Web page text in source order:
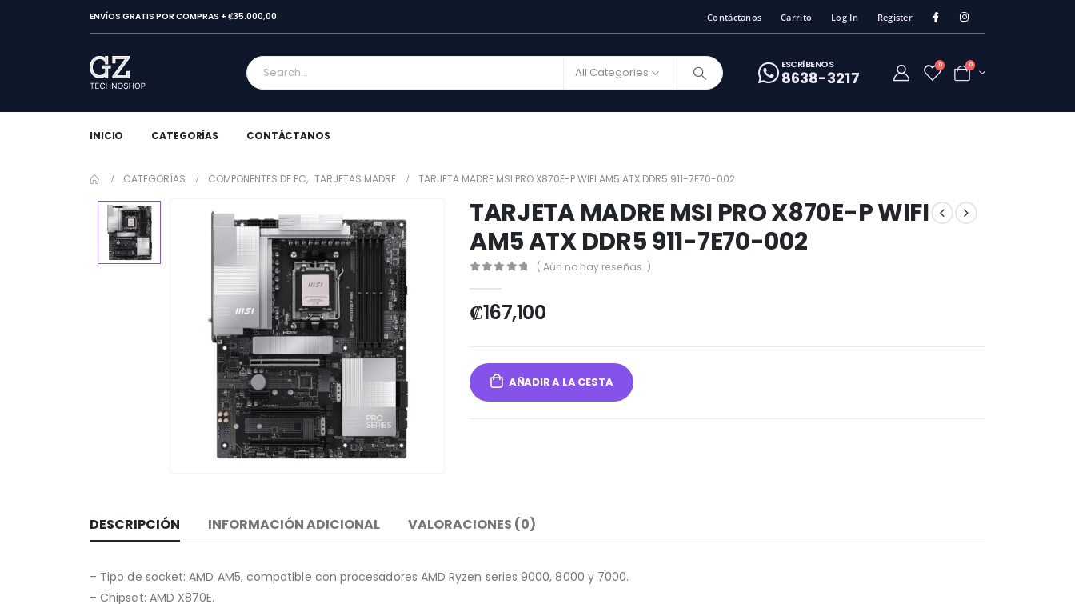
ENVÍOS GRATIS POR COMPRAS + ₡35.000,00 Contáctanos Carrito Log In Register
All Categories
ESCRíBENOS
8638-3217
0 0
INICIO CATEGORÍAS CONTÁCTANOS
CATEGORÍAS COMPONENTES DE PC, TARJETAS MADRE TARJETA MADRE MSI PRO X870E-P WIFI AM5 ATX DDR5 911-7E70-002
TARJETA MADRE MSI PRO X870E-P WIFI
AM5 ATX DDR5 911-7E70-002
( Aún no hay reseñas. )
₡167,100
AÑADIR A LA CESTA
DESCRIPCIÓN INFORMACIÓN ADICIONAL VALORACIONES (0)
– Tipo de socket: AMD AM5, compatible con procesadores AMD Ryzen series 9000, 8000 y 7000.
– Chipset: AMD X870E.